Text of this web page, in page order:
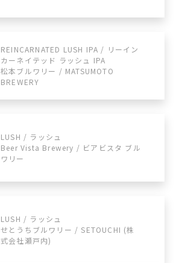
REINCARNATED LUSH IPA / リーイン
カーネイテッド ラッシュ IPA
松本ブルワリー / MATSUMOTO
BREWERY
LUSH / ラッシュ
Beer Vista Brewery / ビアビスタ ブル
ワリー
LUSH / ラッシュ
せとうちブルワリー / SETOUCHI (株
式会社瀬戸内)